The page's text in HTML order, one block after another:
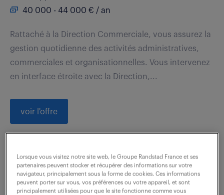
40 000 - 44 000 € / an
Rattaché à la Direction Commerciale, vous assurez la
gestion quotidienne des activités administratives,
commerciales et organisationnelles. Vous intervenez
en interface étroite avec la Direction,...
voir l'offre
assistant(e) service maintenance
(f/h)
Lorsque vous visitez notre site web, le Groupe Randstad France et ses
partenaires peuvent stocker et récupérer des informations sur votre
navigateur, principalement sous la forme de cookies. Ces informations
peuvent porter sur vous, vos préférences ou votre appareil, et sont
principalement utilisées pour que le site fonctionne comme vous